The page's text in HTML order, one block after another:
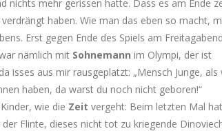
nichts mehr gerissen hatte. Dass es am Ende
haben. Wie man das eben so macht,
Erst gegen Ende des Spiels am Freitagabend
nämlich mit Sohnemann im Olympi, der ist
isses aus mir rausgeplatzt: „Mensch Junge, als
haben, da warst du noch nicht geboren!“
wie die Zeit vergeht: Beim letzten Mal
Flinte, dieses nicht tot zu kriegende